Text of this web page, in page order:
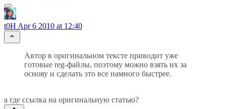
t0H Apr 6 2010 at 12:40
Автор в оригинальном тексте приводит уже
готовые reg-файлы, поэтому можно взять их за
основу и сделать это все намного быстрее.
а где ссылка на оригинальную статью?